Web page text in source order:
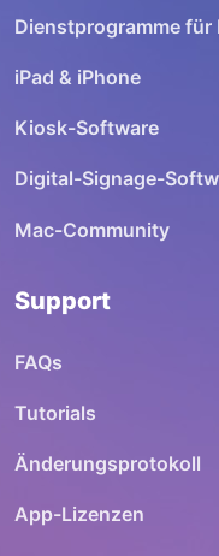
Dienstprogramme für
iPad & iPhone
Kiosk-Software
Digital-Signage-
Mac-Community
Support
FAQs
Tutorials
Änderungsprotokoll
App-Lizenzen